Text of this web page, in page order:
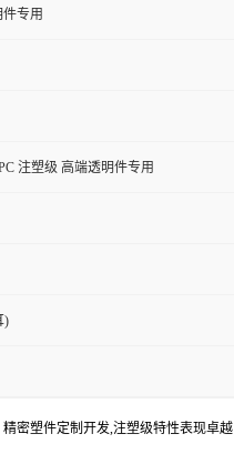
专用
注塑级 高端透明件专用
)
密塑件定制开发,注塑级特性表现卓越